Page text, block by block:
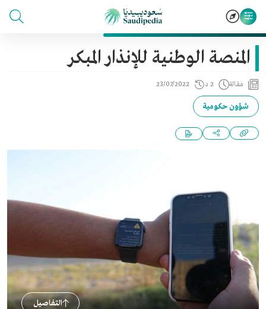
المنصة الوطنية للإنذار المبكر
مقالة 2 د 23/07/2022
شؤون حكومية
التفاصيل